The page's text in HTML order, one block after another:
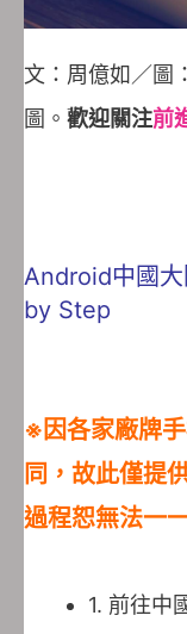
文：周億如／圖
圖。 歡迎關注前
Android中國
by Step
※因各家廠牌
同，故此僅提
過程恕無法一
1. 前往中